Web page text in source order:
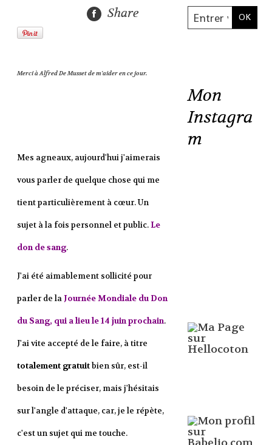
Share
Merci à Alfred De Musset de m'aider en ce jour.
Mes agneaux, aujourd'hui j'aimerais
vous parler de quelque chose qui me
tient particulièrement à cœur. Un
sujet à la fois personnel et public.Le
don de sang.
J'ai été aimablement sollicité pour
parler de laJournée Mondiale du Don
du Sang, qui a lieu le 14 juin prochain.
J'ai vite accepté de le faire, à titre
totalement gratuitbien sûr, est-il
besoin de le préciser, mais j'hésitais
sur l'angle d'attaque, car, je le répète,
c'est un sujet qui me touche.
Mon
Instagra
m